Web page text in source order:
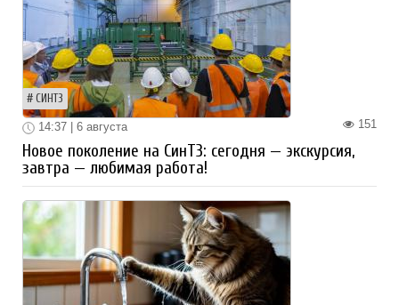
СИНТЗ
151
14:37 | 6 августа
Новое поколение на СинТЗ: сегодня — экскурсия,
завтра — любимая работа!